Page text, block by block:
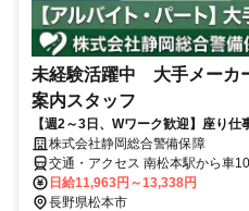
未経験活躍中 大手メーカ
案内スタッフ
【週2～3日、Wワーク歓迎】座り仕
株式会社静岡総合警備保障
交通・アクセス 南松本駅から車
日給11,963円～13,338円
長野県松本市